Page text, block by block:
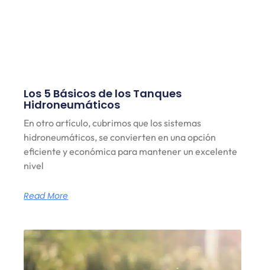
Los 5 Básicos de los Tanques
Hidroneumáticos
En otro artículo, cubrimos que los sistemas
hidroneumáticos, se convierten en una opción
eficiente y económica para mantener un excelente
nivel
Read More